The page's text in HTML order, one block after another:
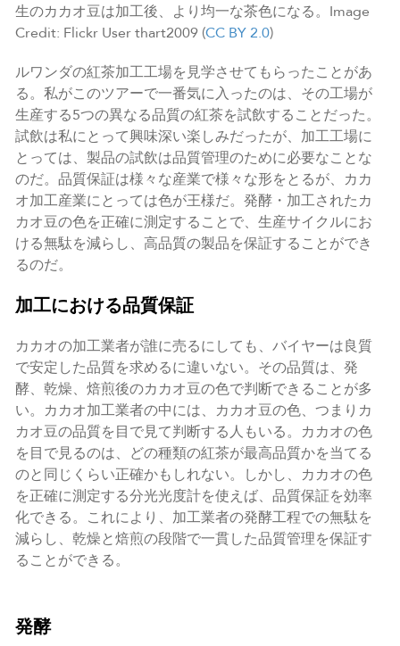
生のカカオ豆は加工後、より均一な茶色になる。Image
Credit: Flickr User thart2009 (CC BY 2.0)
ルワンダの紅茶加工工場を見学させてもらったことがあ
る。私がこのツアーで一番気に入ったのは、その工場が
生産する5つの異なる品質の紅茶を試飲することだった。
試飲は私にとって興味深い楽しみだったが、加工工場に
とっては、製品の試飲は品質管理のために必要なことな
のだ。品質保証は様々な産業で様々な形をとるが、カカ
オ加工産業にとっては色が王様だ。発酵・加工されたカ
カオ豆の色を正確に測定することで、生産サイクルにお
ける無駄を減らし、高品質の製品を保証することができ
るのだ。
加工における品質保証
カカオの加工業者が誰に売るにしても、バイヤーは良質
で安定した品質を求めるに違いない。その品質は、発
酵、乾燥、焙煎後のカカオ豆の色で判断できることが多
い。カカオ加工業者の中には、カカオ豆の色、つまりカ
カオ豆の品質を目で見て判断する人もいる。カカオの色
を目で見るのは、どの種類の紅茶が最高品質かを当てる
のと同じくらい正確かもしれない。しかし、カカオの色
を正確に測定する分光光度計を使えば、品質保証を効率
化できる。これにより、加工業者の発酵工程での無駄を
減らし、乾燥と焙煎の段階で一貫した品質管理を保証す
ることができる。
発酵